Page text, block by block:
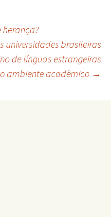
herança?
universidades brasileiras
de línguas estrangeiras
ambiente acadêmico →